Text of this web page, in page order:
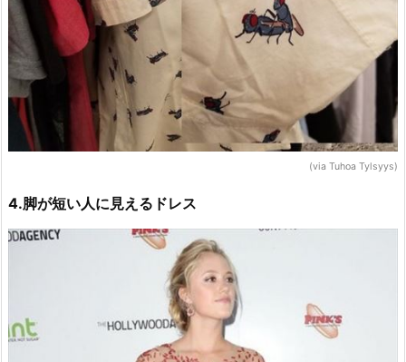
(via Tuhoa Tylsyys)
4.脚が短い人に見えるドレス